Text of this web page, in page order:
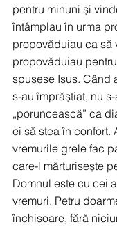
pentru minuni și
întâmplau în urma
propovăduiau ca să
propovăduiau
spusese Isus. Când
s-au împrăștiat, nu
„poruncească” ca
ei să stea în confort.
vremurile grele fac
care-l mărturisește
Domnul este cu cei
vremuri. Petru
închisoare, fără